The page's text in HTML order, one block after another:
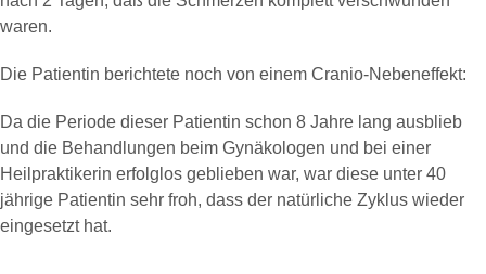
waren.
Die Patientin berichtete noch von einem Cranio-Nebeneffekt:
Da die Periode dieser Patientin schon 8 Jahre lang ausblieb
und die Behandlungen beim Gynäkologen und bei einer
Heilpraktikerin erfolglos geblieben war, war diese unter 40
jährige Patientin sehr froh, dass der natürliche Zyklus wieder
eingesetzt hat.